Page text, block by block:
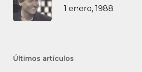
1 enero, 1988
Últimos artículos